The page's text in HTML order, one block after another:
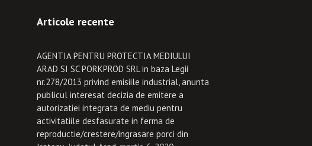
Articole recente
AGENTIA PENTRU PROTECTIA MEDIULUI
ARAD SI SC PORKPROD SRL in baza Legii
nr.278/2013 privind emisiile industrial, anunta
publicul interesat decizia de emitere a
autorizatiei integrata de mediu pentru
activitatiile desfasurate in ferma de
reproductie/crestere/ingrasare porci din